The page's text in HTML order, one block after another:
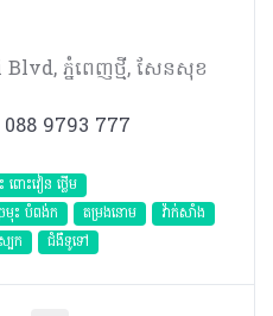
Blvd, ភ្នំពេញថ្មី, សែនសុខ
9793 777
ពោះវៀន ថ្លើម
មុះ បំពង់ក តម្រងនោម
វ៉ាក់សាំង
ែក ជំងឺទូទៅ